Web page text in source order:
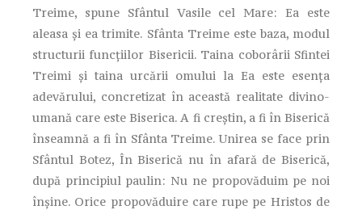
Treime, spune Sfântul Vasile cel Mare: Ea este
aleasa şi ea trimite. Sfânta Treime este baza, modul
structurii funcţiilor Bisericii. Taina coborârii Sfintei
Treimi şi taina urcării omului la Ea este esenţa
adevărului, concretizat în această realitate divino-
umană care este Biserica. A fi creştin, a fi în Biserică
înseamnă a fi în Sfânta Treime. Unirea se face prin
Sfântul Botez, În Biserică nu în afară de Biserică,
după principiul paulin: Nu ne propovăduim pe noi
înşine. Orice propovăduire care rupe pe Hristos de